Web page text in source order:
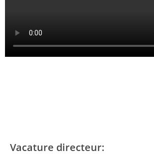
Vacature directeur: